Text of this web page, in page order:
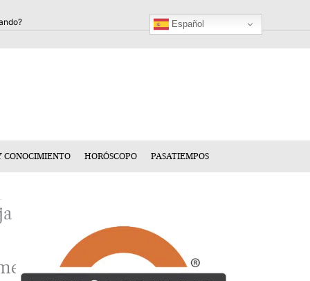
Español
CONOCIMIENTO HORÓSCOPO PASATIEMPOS